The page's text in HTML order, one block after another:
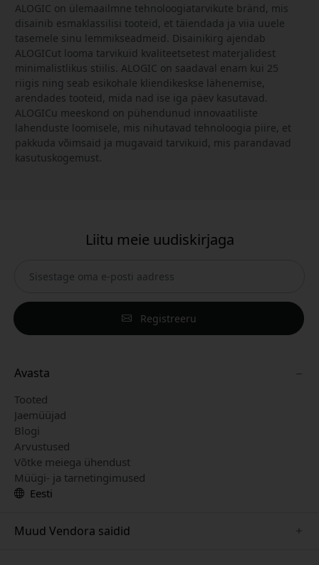
ALOGIC on ülemaailmne tehnoloogiatarvikute bränd, mis
disainib esmaklassilisi tooteid, et täiendada ja viia uuele
tasemele sinu lemmikseadmeid. Disainikirg ajendab
ALOGICut looma tarvikuid kvaliteetsetest materjalidest
minimalistlikus stiilis. ALOGIC on saadaval enam kui 25
riigis ning seab esikohale kliendikeskse lähenemise,
arendades tooteid, mida nad ise iga päev kasutavad.
ALOGICu meeskond on pühendunud innovaatiliste
lahenduste loomisele, mis nihutavad tehnoloogia piire, et
pakkuda võimsaid ja mugavaid tarvikuid, mis parandavad
kasutuskogemust.
Liitu meie uudiskirjaga
Registreeru
Avasta
Tooted
Jaemüüjad
Blogi
Arvustused
Võtke meiega ühendust
Müügi- ja tarnetingimused
Eesti
Muud Vendora saidid